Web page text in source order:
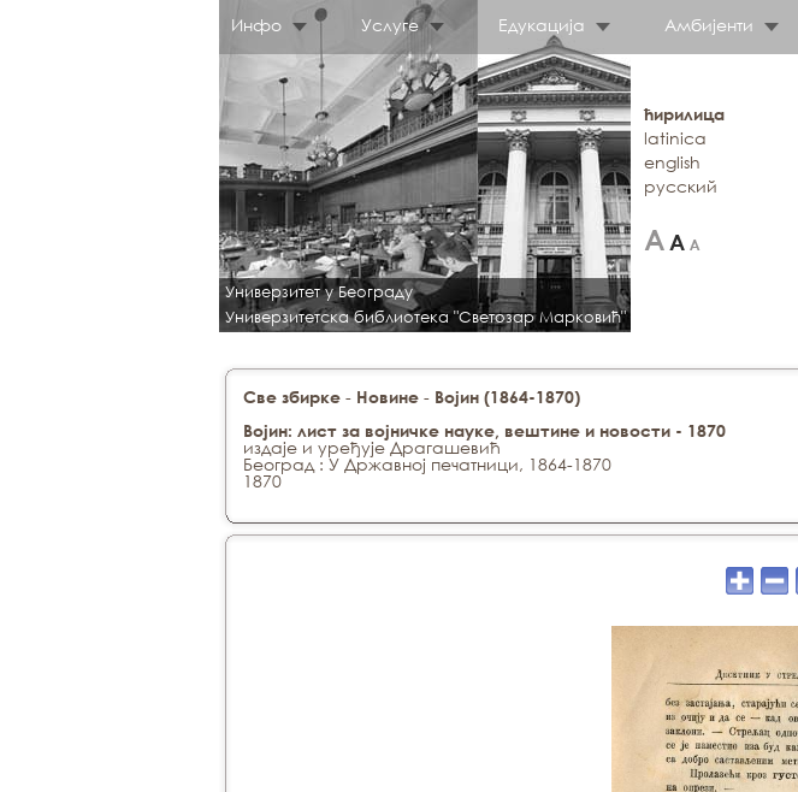
Инфо Услуге Едукација Амбијенти
Универзитет у Београду
Универзитетска библиотека "Светозар Марковић"
ћирилица
latinica
english
русский
Све збирке - Новине - Војин (1864-1870)
Војин: лист за војничке науке, вештине и новости - 1870
издаје и уређује Драгашевић
Београд : У Државној печатници, 1864-1870
1870